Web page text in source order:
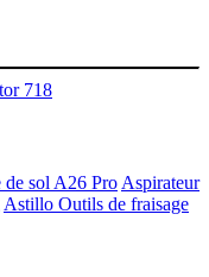
718
de sol A26 Pro Aspirateur
Astillo Outils de fraisage